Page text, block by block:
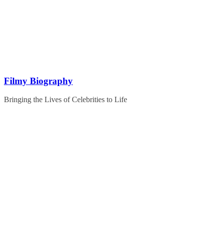
Filmy Biography
Bringing the Lives of Celebrities to Life